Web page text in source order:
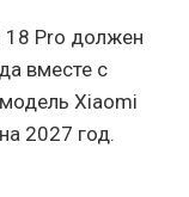
18 Pro должен
вместе с
Xiaomi
2027 год.